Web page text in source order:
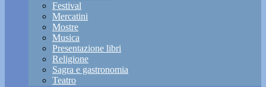
Festival
Mercatini
Mostre
Musica
Presentazione libri
Religione
Sagra e gastronomia
Teatro